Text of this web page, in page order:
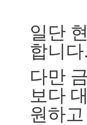
일단
합니다.
다만
보다
원하